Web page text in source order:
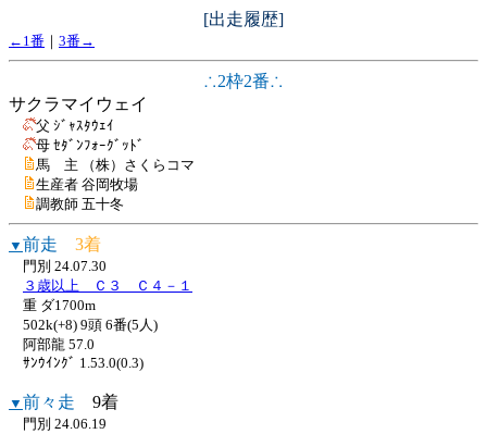
[出走履歴]
←1番 ｜ 3番→
∴2枠2番∴
サクラマイウェイ
父 ｼﾞｬｽﾀｳｪｲ
母 ｾﾀﾞﾝﾌｫｰｸﾞｯﾄﾞ
馬 主 （株）さくらコマ
生産者 谷岡牧場
調教師 五十冬
▼ 前走 3着
門別 24.07.30
３歳以上 Ｃ３ Ｃ４－１
重 ダ1700m
502k(+8) 9頭 6番(5人)
阿部龍 57.0
ｻﾝｳｲﾝｸﾞ 1.53.0(0.3)
▼ 前々走 9着
門別 24.06.19